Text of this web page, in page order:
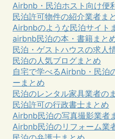
Airbnb・民泊ホスト向け便
民泊許可物件の紹介業者ま
Airbnbのような民泊サイト
airbnb民泊の本・書籍まと
民泊・ゲストハウスの求人
民泊の人気ブログまとめ
自宅で学べるAirbnb・民泊
ーまとめ
民泊のレンタル家具業者の
民泊許可の行政書士まとめ
Airbnb民泊の写真撮影業者
Airbnb民泊のリフォーム業